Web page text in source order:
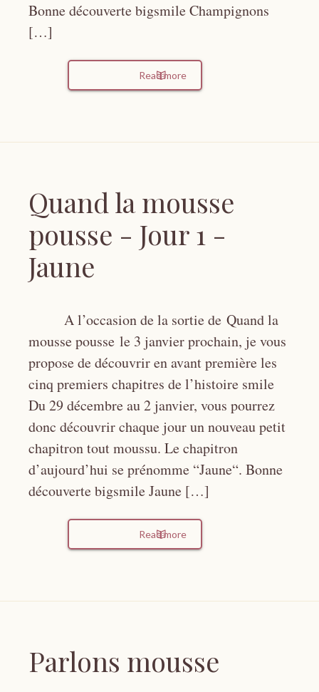
Bonne découverte bigsmile Champignons
[…]
Read more
Quand la mousse
pousse - Jour 1 -
Jaune
A l’occasion de la sortie de Quand la
mousse pousse le 3 janvier prochain, je vous
propose de découvrir en avant première les
cinq premiers chapitres de l’histoire smile
Du 29 décembre au 2 janvier, vous pourrez
donc découvrir chaque jour un nouveau petit
chapitron tout moussu. Le chapitron
d’aujourd’hui se prénomme “Jaune“. Bonne
découverte bigsmile Jaune […]
Read more
Parlons mousse